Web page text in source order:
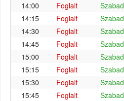
14:00
Foglalt Szabad
14:15
Foglalt Szabad
14:30
Foglalt Szabad
14:45
Foglalt Szabad
15:00
Foglalt Szabad
15:15
Foglalt Szabad
15:30
Foglalt Szabad
15:45
Foglalt Szabad